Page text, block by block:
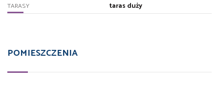
TARASY taras duży
POMIESZCZENIA